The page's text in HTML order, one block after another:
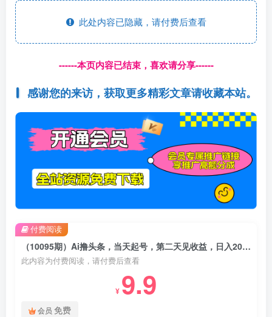
此处内容已隐藏，请付费后查看
------本页内容已结束，喜欢请分享------
感谢您的来访，获取更多精彩文章请收藏本站。
（10095期）Ai撸头条，当天起号，第二天见收益，日入2000+
此内容为付费阅读，请付费后查看
¥ 9.9
会员 免费
付费阅读